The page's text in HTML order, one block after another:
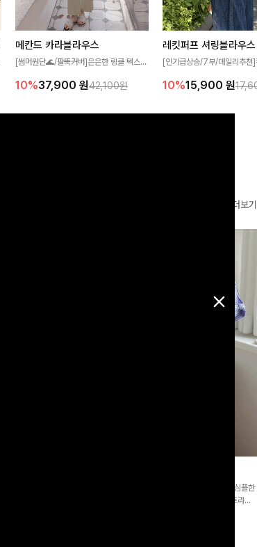
메칸드 카라블라우스
[썸머원단🌊/팔뚝커버]은은한 링클 텍스처
세련된 무드를 연출해주는 블라우스- 데일
은 베이직한 디자인!
10%37,900 원42,100원
레킷퍼프 셔링블라우스
[인기급상승/7부/데일리추천]
성해주는 블라우스 🤍 가볍게
게 즐기기 좋아요 ✨
10%15,900 원
더보기
[활용도좋은✨]은은한 스트라이프 패턴이 더해져 심플한
코디에도 세련된 포인트를 더해드리며 깔끔한 스트라이